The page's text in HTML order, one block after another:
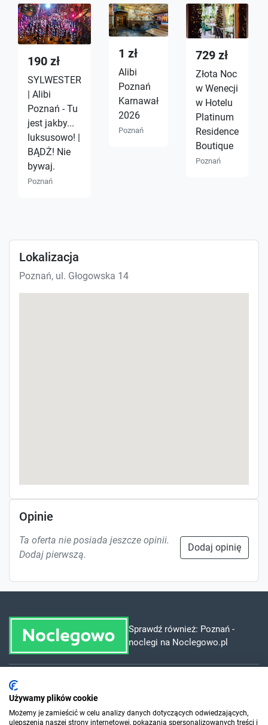
190 zł
SYLWESTER
| Alibi
Poznań - Tu
jest jakby...
luksusowo! |
BĄDŻ! Nie
bywaj.
Poznań
1 zł
Alibi
Poznań
Karnawał
2026
Poznań
729 zł
Złota Noc
w Wenecji
w Hotelu
Platinum
Residence
Boutique
Poznań
Lokalizacja
Poznań, ul. Głogowska 14
Opinie
Ta oferta nie posiada jeszcze opinii.
Dodaj pierwszą.
Dodaj opinię
Sprawdź również: Poznań -
noclegi na Noclegowo.pl
Używamy plików cookie
Możemy je zamieścić w celu analizy danych dotyczących odwiedzających,
ulepszenia naszej strony internetowej, pokazania spersonalizowanych treści i